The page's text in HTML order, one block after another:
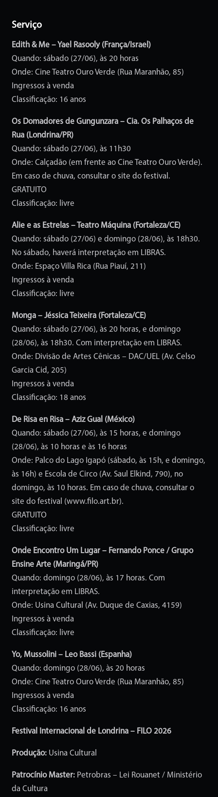
Serviço
Edith & Me – Yael Rasooly (França/Israel)
Quando: sábado (27/06), às 20 horas
Onde: Cine Teatro Ouro Verde (Rua Maranhão, 85)
Ingressos à venda
Classificação: 16 anos
Os Domadores de Gungunzara – Cia. Os Palhaços de
Rua (Londrina/PR)
Quando: sábado (27/06), às 11h30
Onde: Calçadão (em frente ao Cine Teatro Ouro Verde).
Em caso de chuva, consultar o site do festival.
GRATUITO
Classificação: livre
Alie e as Estrelas – Teatro Máquina (Fortaleza/CE)
Quando: sábado (27/06) e domingo (28/06), às 18h30.
No sábado, haverá interpretação em LIBRAS.
Onde: Espaço Villa Rica (Rua Piauí, 211)
Ingressos à venda
Classificação: livre
Monga – Jéssica Teixeira (Fortaleza/CE)
Quando: sábado (27/06), às 20 horas, e domingo
(28/06), às 18h30. Com interpretação em LIBRAS.
Onde: Divisão de Artes Cênicas – DAC/UEL (Av. Celso
Garcia Cid, 205)
Ingressos à venda
Classificação: 18 anos
De Risa en Risa – Aziz Gual (México)
Quando: sábado (27/06), às 15 horas, e domingo
(28/06), às 10 horas e às 16 horas
Onde: Palco do Lago Igapó (sábado, às 15h, e domingo,
às 16h) e Escola de Circo (Av. Saul Elkind, 790), no
domingo, às 10 horas. Em caso de chuva, consultar o
site do festival (www.filo.art.br).
GRATUITO
Classificação: livre
Onde Encontro Um Lugar – Fernando Ponce / Grupo
Ensine Arte (Maringá/PR)
Quando: domingo (28/06), às 17 horas. Com
interpretação em LIBRAS.
Onde: Usina Cultural (Av. Duque de Caxias, 4159)
Ingressos à venda
Classificação: livre
Yo, Mussolini – Leo Bassi (Espanha)
Quando: domingo (28/06), às 20 horas
Onde: Cine Teatro Ouro Verde (Rua Maranhão, 85)
Ingressos à venda
Classificação: 16 anos
Festival Internacional de Londrina – FILO 2026
Produção: Usina Cultural
Patrocínio Master: Petrobras – Lei Rouanet / Ministério
da Cultura